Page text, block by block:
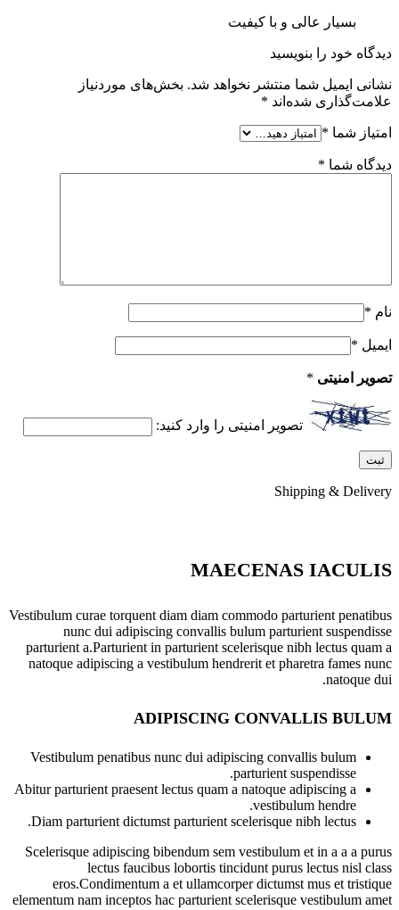
بسیار عالی و با کیفیت
دیدگاه خود را بنویسید
نشانی ایمیل شما منتشر نخواهد شد. بخش‌های موردنیاز
علامت‌گذاری شده‌اند *
امتیاز شما *
دیدگاه شما *
نام *
ایمیل *
تصویر امنیتی *
تصویر امنیتی را وارد کنید:
Shipping & Delivery
MAECENAS IACULIS
Vestibulum curae torquent diam diam commodo parturient penatibus
nunc dui adipiscing convallis bulum parturient suspendisse
parturient a.Parturient in parturient scelerisque nibh lectus quam a
natoque adipiscing a vestibulum hendrerit et pharetra fames nunc
natoque dui.
ADIPISCING CONVALLIS BULUM
Vestibulum penatibus nunc dui adipiscing convallis bulum
parturient suspendisse.
Abitur parturient praesent lectus quam a natoque adipiscing a
vestibulum hendre.
Diam parturient dictumst parturient scelerisque nibh lectus.
Scelerisque adipiscing bibendum sem vestibulum et in a a a purus
lectus faucibus lobortis tincidunt purus lectus nisl class
eros.Condimentum a et ullamcorper dictumst mus et tristique
elementum nam inceptos hac parturient scelerisque vestibulum amet